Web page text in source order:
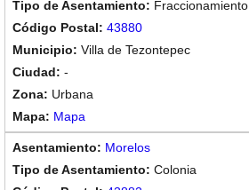
Fraccionamiento
43880
Villa de Tezontepec
-
Urbana
Mapa
Morelos
Colonia